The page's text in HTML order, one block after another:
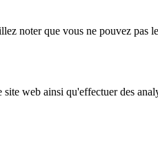
noter que vous ne pouvez pas
web ainsi qu'effectuer des